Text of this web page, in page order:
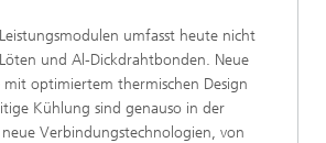
umfasst heute nicht
und Al-Dickdrahtbonden. Neue
optimiertem thermischen Design
Kühlung sind genauso in der
Verbindungstechnologien, von